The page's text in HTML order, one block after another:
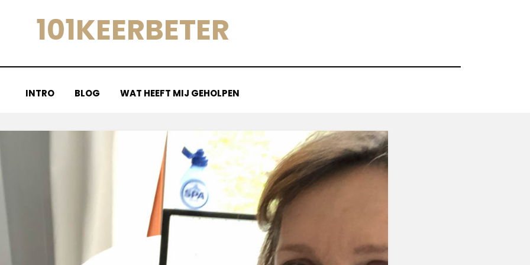
101KEERBETER
INTRO BLOG WAT HEEFT MIJ GEHOLPEN